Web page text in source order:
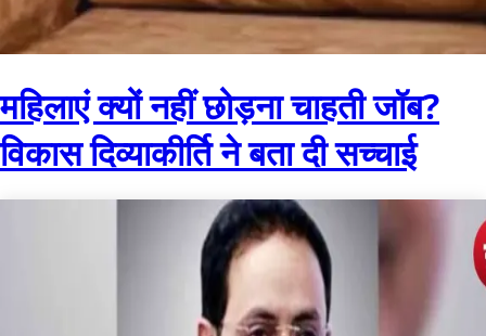
महिलाएं क्यों नहीं छोड़ना चाहती जॉब?
विकास दिव्याकीर्ति ने बता दी सच्चाई